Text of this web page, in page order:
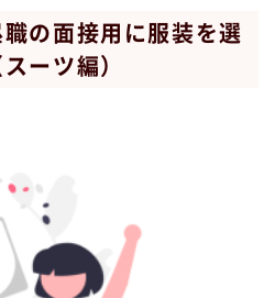
の面接用に服装を選
ーツ編）